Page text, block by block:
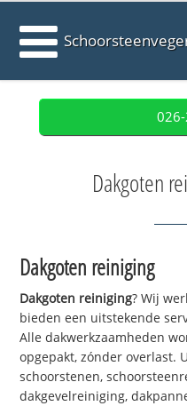
Dakgoten
Dakgoten reiniging
Dakgoten reiniging? Wij
bieden een uitstekende
Alle dakwerkzaamheden
opgepakt, zónder overlast.
schoorstenen,
dakgevelreiniging,